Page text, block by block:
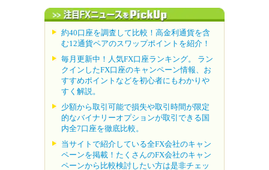
約40口座を調査して比較！高金利通貨を含
む12通貨ペアのスワップポイントを紹介！
毎月更新中！人気FX口座ランキング。 ラン
クインしたFX口座のキャンペーン情報、お
すすめポイントなどを初心者にもわかりや
すく解説。
少額から取引可能で損失や取引時間が限定
的なバイナリーオプションが取引できる国
内全7口座を徹底比較。
当サイトで紹介している全FX会社のキャン
ペーンを掲載！たくさんのFX会社のキャン
ペーンから比較検討したい方は是非チェッ